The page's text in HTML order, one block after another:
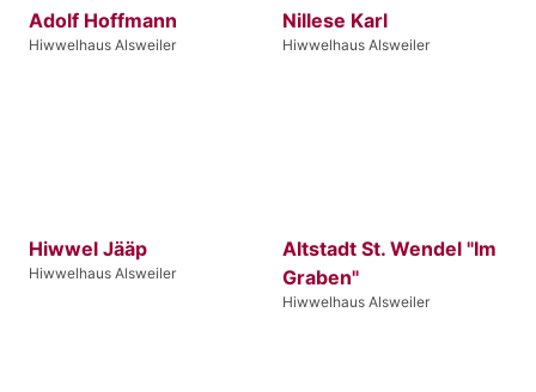
Adolf Hoffmann
Hiwwelhaus Alsweiler
Nillese Karl
Hiwwelhaus Alsweiler
Hiwwel Jääp
Hiwwelhaus Alsweiler
Altstadt St. Wendel "Im
Graben"
Hiwwelhaus Alsweiler